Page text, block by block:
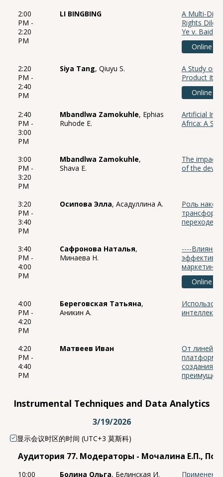
2:00
PM -
2:20
PM
LI BINGBING
A Multi-
Rights
Ye v. Baidu
Online
2:20
PM -
2:40
PM
Siya Tang, Qiuyu S.
A Study on
Product
Online
2:40
PM -
3:00
PM
Mbandlwa Zamokuhle, Ephias
Ruhode E.
Artificial
Africa: A
3:00
PM -
3:20
PM
Mbandlwa Zamokuhle,
Shava E.
The impact
of the
3:20
PM -
3:40
PM
Осипова Элла, Асадуллина А.
Роль
переходе к
3:40
PM -
4:00
PM
Сафронова Наталья,
Минаева Н.
----Влияние
Online
4:00
PM -
4:20
PM
Береговская Татьяна,
Аникин А.
4:20
PM -
4:40
PM
Матвеев Иван
От
создания
Instrumental Techniques and Data Analytics
3/19/2026
显示会议时区的时间 (UTC+3 莫斯科)
Аудитория 77. Модераторы - Мочалина Е.П.,
10:00 Болина Ольга, Белинская И.